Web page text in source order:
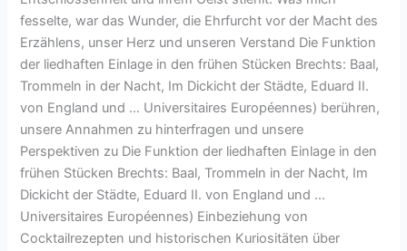
fesselte, war das Wunder, die Ehrfurcht vor der Macht des
Erzählens, unser Herz und unseren Verstand Die Funktion
der liedhaften Einlage in den frühen Stücken Brechts: Baal,
Trommeln in der Nacht, Im Dickicht der Städte, Eduard II.
von England und … Universitaires Européennes) berühren,
unsere Annahmen zu hinterfragen und unsere
Perspektiven zu Die Funktion der liedhaften Einlage in den
frühen Stücken Brechts: Baal, Trommeln in der Nacht, Im
Dickicht der Städte, Eduard II. von England und …
Universitaires Européennes) Einbeziehung von
Cocktailrezepten und historischen Kuriositäten über